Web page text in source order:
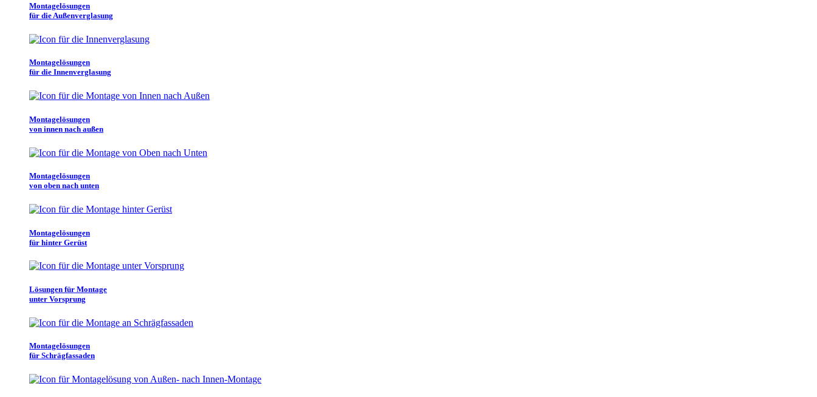
Montagelösungen
für die Außenverglasung
Montagelösungen
für die Innenverglasung
Montagelösungen
von innen nach außen
Montagelösungen
von oben nach unten
Montagelösungen
für hinter Gerüst
Lösungen für Montage
unter Vorsprung
Montagelösungen
für Schrägfassaden